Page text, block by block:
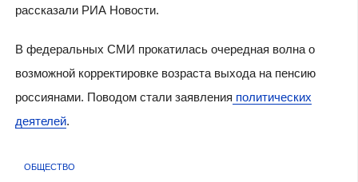
рассказали РИА Новости.
В федеральных СМИ прокатилась очередная волна о
возможной корректировке возраста выхода на пенсию
россиянами. Поводом стали заявления политических
деятелей.
ОБЩЕСТВО